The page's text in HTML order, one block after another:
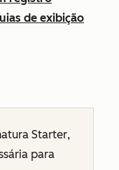
de exibição
Starter,
para